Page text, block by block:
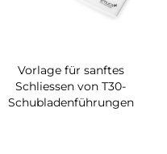
Vorlage für sanftes
Schliessen von T30-
Schubladenführungen